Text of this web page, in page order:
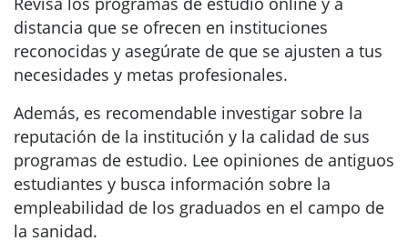
distancia que se ofrecen en instituciones
reconocidas y asegúrate de que se ajusten a tus
necesidades y metas profesionales.
Además, es recomendable investigar sobre la
reputación de la institución y la calidad de sus
programas de estudio. Lee opiniones de antiguos
estudiantes y busca información sobre la
empleabilidad de los graduados en el campo de
la sanidad.